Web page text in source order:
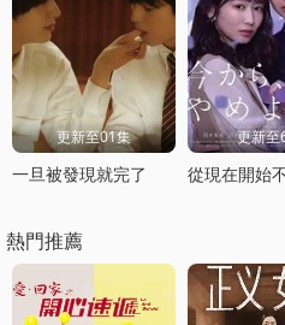
更新至01集
一旦被發現就完了
更新至
熱門推薦